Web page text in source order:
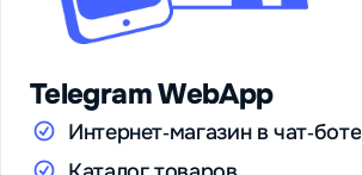
Telegram WebApp
Интернет‑магазин в чат‑боте